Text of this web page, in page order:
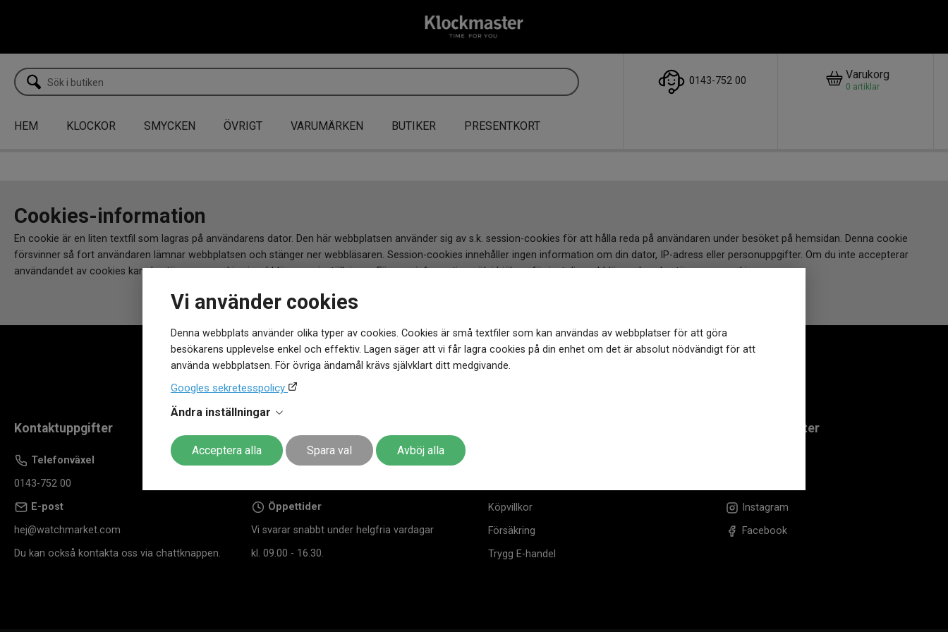
Vi använder cookies
Denna webbplats använder olika typer av cookies. Cookies är små textfiler som kan användas av webbplatser för att göra
besökarens upplevelse enkel och effektiv. Lagen säger att vi får lagra cookies på din enhet om det är absolut nödvändigt för att
använda webbplatsen. För övriga ändamål krävs självklart ditt medgivande.
Googles sekretesspolicy
Ändra inställningar
Acceptera alla Spara val Avböj alla
0143-752 00 Varukorg
0 artiklar
HEM KLOCKOR SMYCKEN ÖVRIGT VARUMÄRKEN BUTIKER PRESENTKORT
Cookies-information
En cookie är en liten textfil som lagras på användarens dator. Den här webbplatsen använder sig av s.k. session-cookies för att hålla reda på användaren under besöket på hemsidan. Denna cookie
försvinner så fort användaren lämnar webbplatsen och stänger ner webbläsaren. Session-cookies innehåller ingen information om din dator, IP-adress eller personuppgifter. Om du inte accepterar
användandet av cookies kan du stänga av cookies i webbläsarens inställningar. För mer information sök i hjälpen för just din webbläsare hur du stänger av cookies.
Kontaktuppgifter
Telefonväxel
0143-752 00
E-post
hej@watchmarket.com
Du kan också kontakta oss via chattknappen.
Butiker
Öppettider
Vi svarar snabbt under helgfria vardagar
kl. 09.00 - 16.30.
Köpvillkor
Försäkring
Trygg E-handel
Om Klockmaster
Instagram
Facebook